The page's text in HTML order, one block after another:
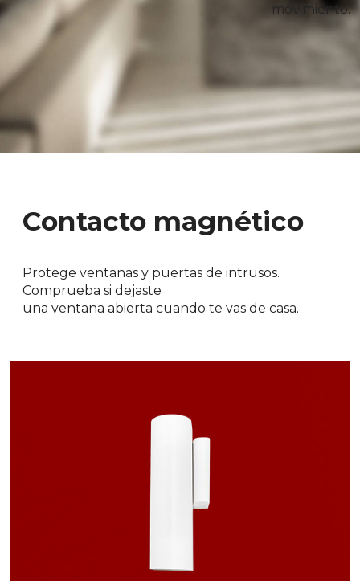
movimiento.
Contacto magnético
Protege ventanas y puertas de intrusos.
Comprueba si dejaste
una ventana abierta cuando te vas de casa.